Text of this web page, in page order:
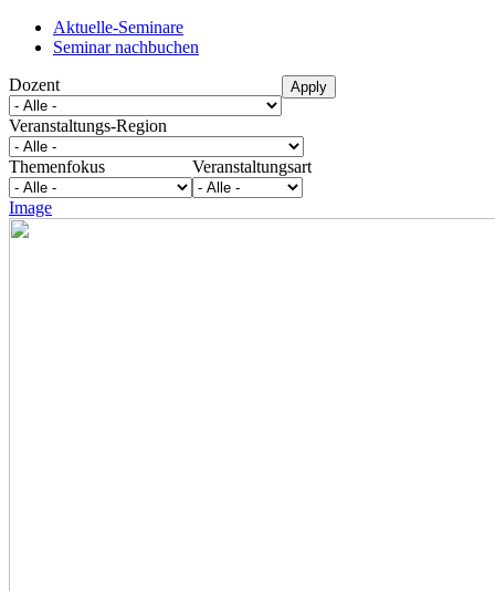
Aktuelle-Seminare
Seminar nachbuchen
Dozent
Veranstaltungs-Region
Themenfokus Veranstaltungsart
Apply
Image